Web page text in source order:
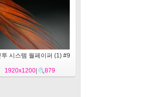
투 시스템 월페이퍼 (1) #9
1920x1200| 879